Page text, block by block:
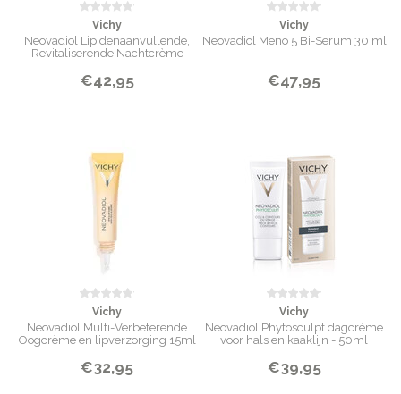
Vichy
Neovadiol Lipidenaanvullende,
Revitaliserende Nachtcrème
€42,95
Vichy
Neovadiol Meno 5 Bi-Serum 30 ml
€47,95
Vichy
Neovadiol Multi-Verbeterende
Oogcrème en lipverzorging 15ml
€32,95
Vichy
Neovadiol Phytosculpt dagcrème
voor hals en kaaklijn - 50ml
€39,95